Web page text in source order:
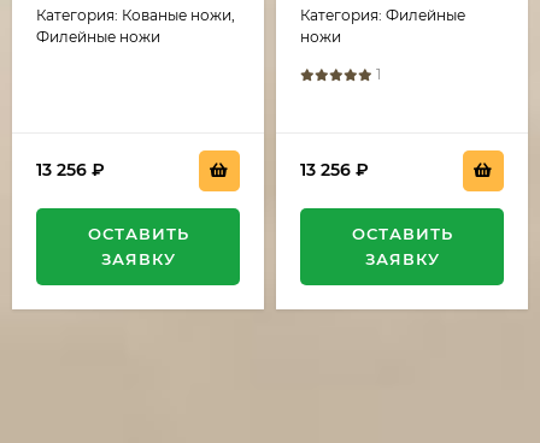
зеленый и черный
граб
Категория: Кованые ножи,
Филейные ножи
13 256 ₽
ОСТАВИТЬ
ЗАЯВКУ
и черный граб
Категория: Филейные
ножи
1
13 256 ₽
ОСТАВИТЬ
ЗАЯВКУ